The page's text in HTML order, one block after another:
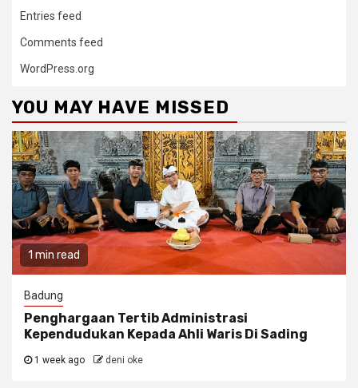
Entries feed
Comments feed
WordPress.org
YOU MAY HAVE MISSED
1 min read
Badung
Penghargaan Tertib Administrasi
Kependudukan Kepada Ahli Waris Di Sading
1 week ago deni oke